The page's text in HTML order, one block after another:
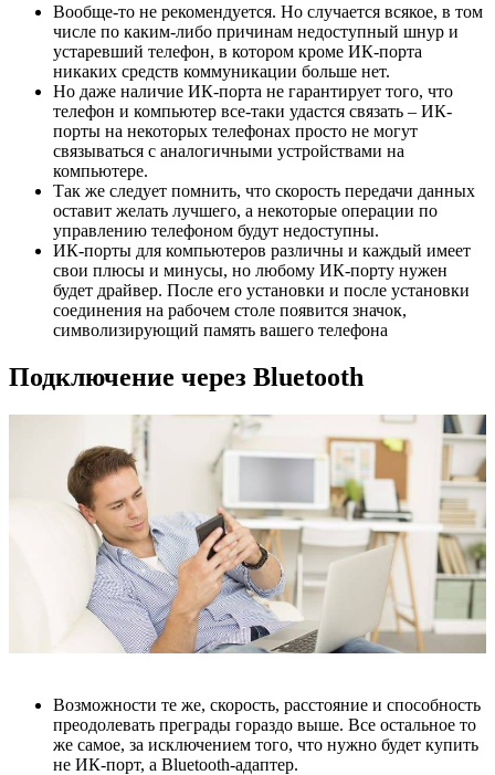
Вообще-то не рекомендуется. Но случается всякое, в том
числе по каким-либо причинам недоступный шнур и
устаревший телефон, в котором кроме ИК-порта
никаких средств коммуникации больше нет.
Но даже наличие ИК-порта не гарантирует того, что
телефон и компьютер все-таки удастся связать – ИК-
порты на некоторых телефонах просто не могут
связываться с аналогичными устройствами на
компьютере.
Так же следует помнить, что скорость передачи данных
оставит желать лучшего, а некоторые операции по
управлению телефоном будут недоступны.
ИК-порты для компьютеров различны и каждый имеет
свои плюсы и минусы, но любому ИК-порту нужен
будет драйвер. После его установки и после установки
соединения на рабочем столе появится значок,
символизирующий память вашего телефона
Подключение через Bluetooth
Возможности те же, скорость, расстояние и способность
преодолевать преграды гораздо выше. Все остальное то
же самое, за исключением того, что нужно будет купить
не ИК-порт, а Bluetooth-адаптер.